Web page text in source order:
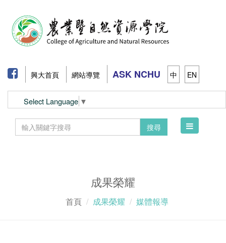
興大首頁 網站導覽 ASK NCHU 中 EN
Select Language ▼
搜尋
Toggle
成果榮耀
首頁 成果榮耀 媒體報導